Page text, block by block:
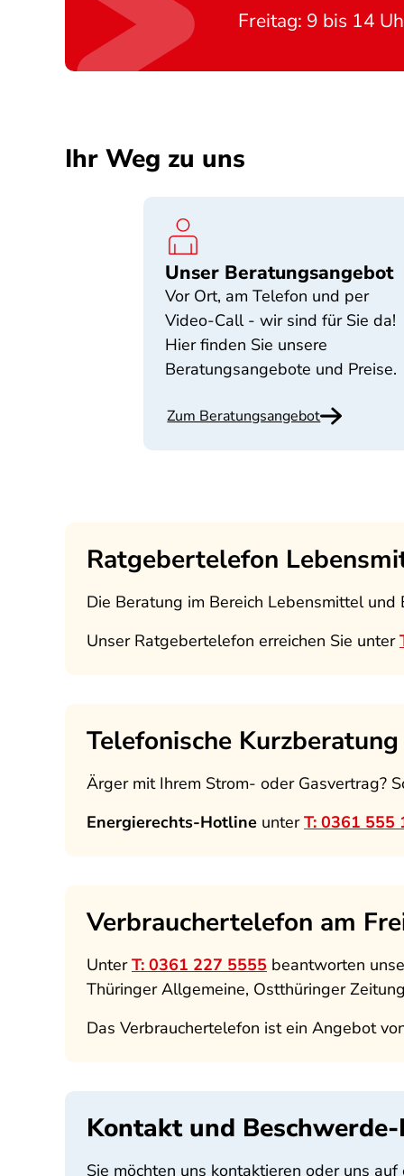
Freitag: 9 bis 14
Ihr Weg zu uns
Unser Beratungsangebot
Vor Ort, am Telefon und per
Video-Call - wir sind für Sie da!
Hier finden Sie unsere
Beratungsangebote und Preise.
Zum Beratungsangebot
Ratgebertelefon
Die Beratung im Bereich Lebensmittel und
Unser Ratgebertelefon erreichen Sie unter
Telefonische
Ärger mit Ihrem Strom- oder Gasvertrag?
Energierechts-Hotline unterT: 0361 555
Verbrauchertelefon am
UnterT: 0361 227 5555 beantworten
Thüringer Allgemeine, Ostthüringer
Das Verbrauchertelefon ist ein Angebot
Kontakt und
Sie möchten uns kontaktieren oder uns